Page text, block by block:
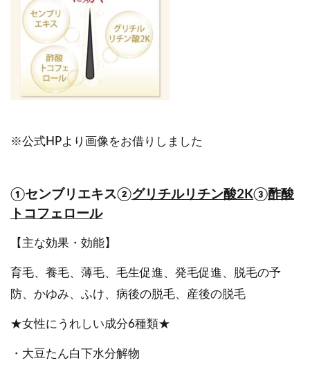
※公式HPより画像をお借りしました
①センブリエキス②グリチルリチン酸2K③酢酸
トコフェロール
【主な効果・効能】
育毛、養毛、薄毛、毛生促進、発毛促進、脱毛の予
防、かゆみ、ふけ、病後の脱毛、産後の脱毛
★女性にうれしい成分6種類★
・大豆たん白下水分解物